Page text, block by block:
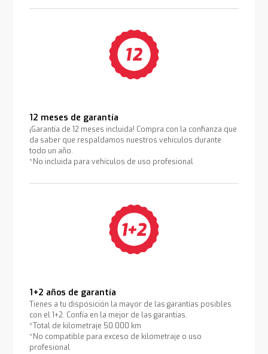
12 meses de garantía
¡Garantía de 12 meses incluida! Compra con la confianza que
da saber que respaldamos nuestros vehículos durante
todo un año.
*No incluida para vehículos de uso profesional
1+2 años de garantía
Tienes a tu disposición la mayor de las garantías posibles
con el 1+2. Confía en la mejor de las garantías.
*Total de kilometraje 50.000 km
*No compatible para exceso de kilometraje o uso
profesional